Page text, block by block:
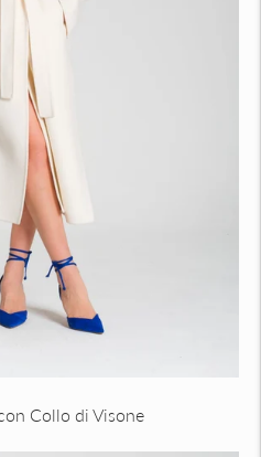
Collo di Visone